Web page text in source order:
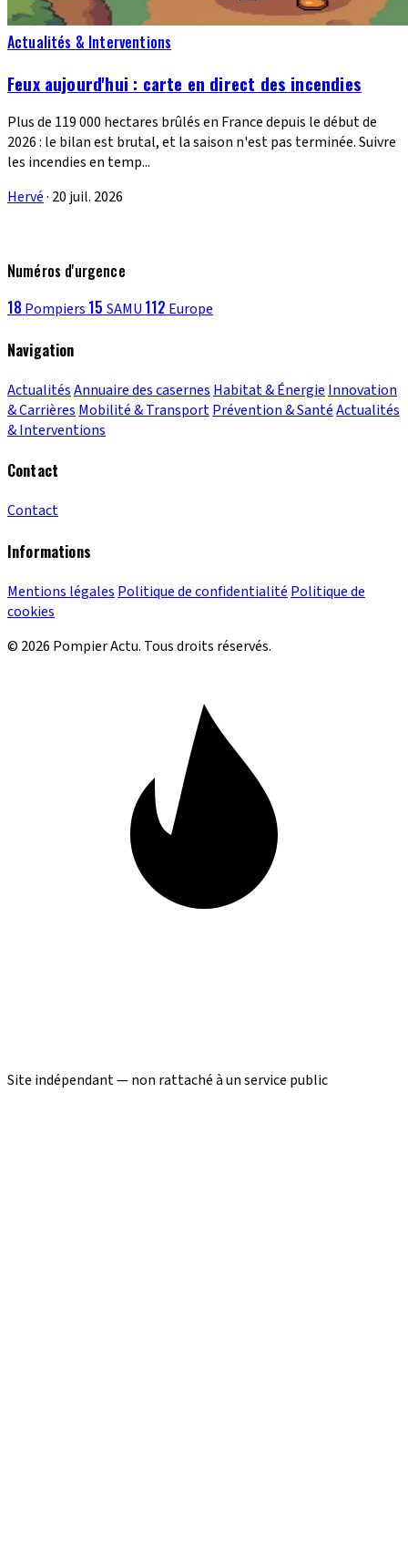
Actualités & Interventions
Feux aujourd'hui : carte en direct des incendies
Plus de 119 000 hectares brûlés en France depuis le début de
2026 : le bilan est brutal, et la saison n'est pas terminée. Suivre
les incendies en temp...
Hervé· 20 juil. 2026
Numéros d'urgence
18 Pompiers 15 SAMU 112 Europe
Navigation
ActualitésAnnuaire des casernes Habitat & Énergie Innovation
& Carrières Mobilité & TransportPrévention & SantéActualités
& Interventions
Contact
Contact
Informations
Mentions légales Politique de confidentialité Politique de
cookies
© 2026 Pompier Actu. Tous droits réservés.
Site indépendant — non rattaché à un service public